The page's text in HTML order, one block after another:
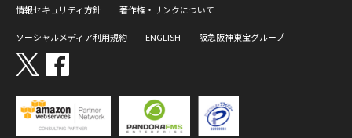
情報セキュリティ方針 著作権・リンクについて
ソーシャルメディア利用規約 ENGLISH 阪急阪神東宝グループ